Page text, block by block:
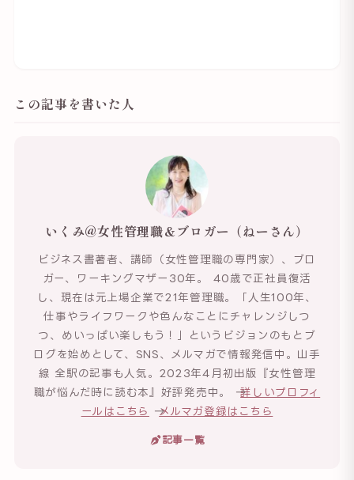
この記事を書いた人
いくみ@女性管理職＆ブロガー（ねーさん）
ビジネス書著者、講師（女性管理職の専門家）、ブロ
ガー、ワーキングマザー30年。 40歳で正社員復活
し、現在は元上場企業で21年管理職。「人生100年、
仕事やライフワークや色んなことにチャレンジしつ
つ、めいっぱい楽しもう！」というビジョンのもとブ
ログを始めとして、SNS、メルマガで情報発信中。山手
線 全駅の記事も人気。2023年4月初出版『女性管理
職が悩んだ時に読む本』好評発売中。 →詳しいプロフィ
ールはこちら
→メルマガ登録はこちら
記事一覧